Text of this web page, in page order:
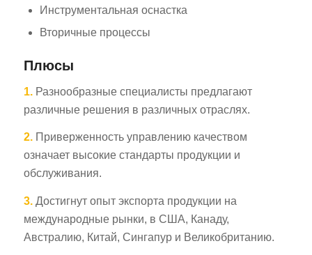
Инструментальная оснастка
Вторичные процессы
Плюсы
1.Разнообразные специалисты предлагают
различные решения в различных отраслях.
2.Приверженность управлению качеством
означает высокие стандарты продукции и
обслуживания.
3.Достигнут опыт экспорта продукции на
международные рынки, в США, Канаду,
Австралию, Китай, Сингапур и Великобританию.